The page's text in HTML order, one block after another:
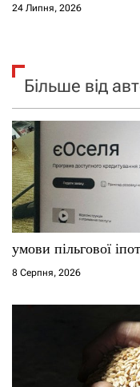
24 Липня, 2026
Більше від
умови пільгової
8 Серпня, 2026